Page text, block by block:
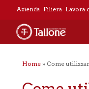
Azienda Filiera Lavora
Home» Come